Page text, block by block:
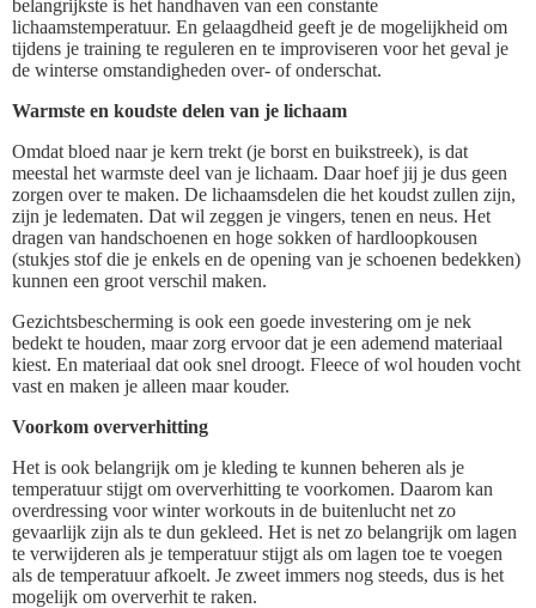
belangrijkste is het handhaven van een constante
lichaamstemperatuur. En gelaagdheid geeft je de mogelijkheid om
tijdens je training te reguleren en te improviseren voor het geval je
de winterse omstandigheden over- of onderschat.
Warmste en koudste delen van je lichaam
Omdat bloed naar je kern trekt (je borst en buikstreek), is dat
meestal het warmste deel van je lichaam. Daar hoef jij je dus geen
zorgen over te maken. De lichaamsdelen die het koudst zullen zijn,
zijn je ledematen. Dat wil zeggen je vingers, tenen en neus. Het
dragen van handschoenen en hoge sokken of hardloopkousen
(stukjes stof die je enkels en de opening van je schoenen bedekken)
kunnen een groot verschil maken.
Gezichtsbescherming is ook een goede investering om je nek
bedekt te houden, maar zorg ervoor dat je een ademend materiaal
kiest. En materiaal dat ook snel droogt. Fleece of wol houden vocht
vast en maken je alleen maar kouder.
Voorkom oververhitting
Het is ook belangrijk om je kleding te kunnen beheren als je
temperatuur stijgt om oververhitting te voorkomen. Daarom kan
overdressing voor winter workouts in de buitenlucht net zo
gevaarlijk zijn als te dun gekleed. Het is net zo belangrijk om lagen
te verwijderen als je temperatuur stijgt als om lagen toe te voegen
als de temperatuur afkoelt. Je zweet immers nog steeds, dus is het
mogelijk om oververhit te raken.